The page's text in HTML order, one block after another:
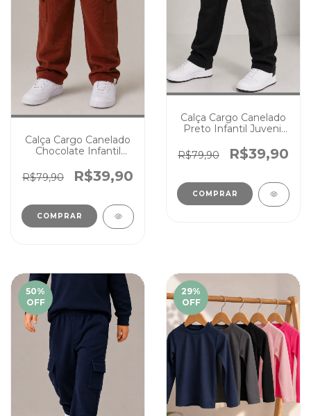
Calça Cargo Canelado
Chocolate Infantil
Essenciais Menino
Menina
R$79,90 R$39,90
COMPRAR
Calça Cargo Canelado
Preto Infantil Juvenil
Menino Menina
R$79,90 R$39,90
COMPRAR
50%
OFF
29%
OFF